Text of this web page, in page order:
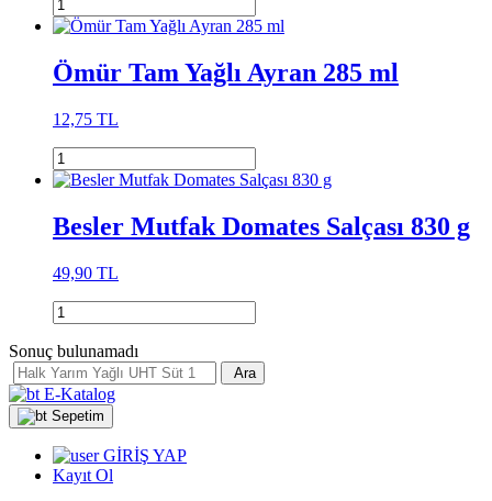
Ömür Tam Yağlı Ayran 285 ml
12,75 TL
Besler Mutfak Domates Salçası 830 g
49,90 TL
Sonuç bulunamadı
Ara
E-Katalog
Sepetim
GİRİŞ YAP
Kayıt Ol